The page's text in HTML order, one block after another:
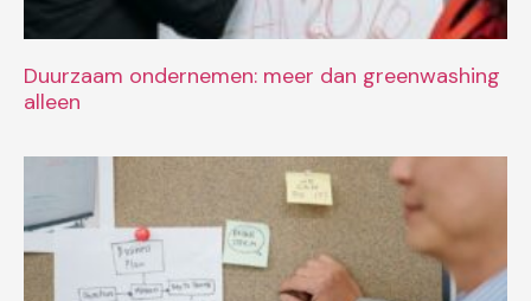
Duurzaam ondernemen: meer dan greenwashing
alleen